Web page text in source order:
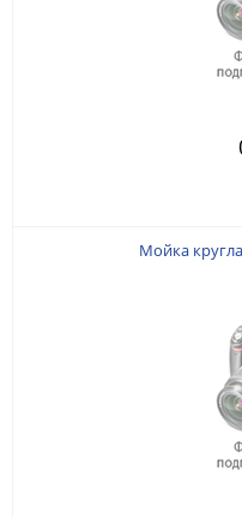
Мойка